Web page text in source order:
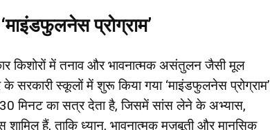
प्रोग्राम’
किशोरों में तनाव और भावनात्मक असंतुलन जैसी मूल
सरकारी स्कूलों में शुरू किया गया ‘माइंडफुलनेस प्रोग्राम’
मिनट का सत्र देता है, जिसमें सांस लेने के अभ्यास,
हैं, ताकि ध्यान, भावनात्मक मज़बूती और मानसिक